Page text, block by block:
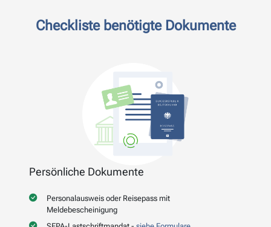
Checkliste benötigte Dokumente
Persönliche Dokumente
Personalausweis oder Reisepass mit
Meldebescheinigung